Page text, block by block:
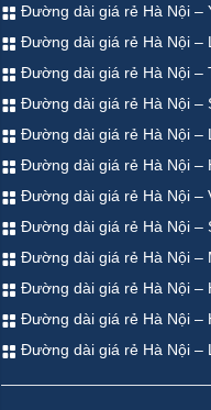
Đường dài giá rẻ Hà Nội –
Đường dài giá rẻ Hà Nội –
Đường dài giá rẻ Hà Nội –
Đường dài giá rẻ Hà Nội –
Đường dài giá rẻ Hà Nội –
Đường dài giá rẻ Hà Nội –
Đường dài giá rẻ Hà Nội –
Đường dài giá rẻ Hà Nội –
Đường dài giá rẻ Hà Nội –
Đường dài giá rẻ Hà Nội –
Đường dài giá rẻ Hà Nội –
Đường dài giá rẻ Hà Nội –